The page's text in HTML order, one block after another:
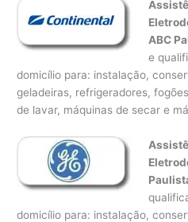
ABC
e
domicílio para: instalação,
geladeiras, refrigeradores,
de lavar, máquinas de secar e
domicílio para: instalação,